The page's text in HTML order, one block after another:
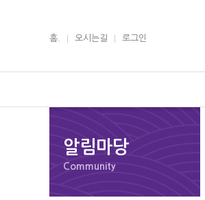
홈. 오시는길 로그인
알림마당
Community